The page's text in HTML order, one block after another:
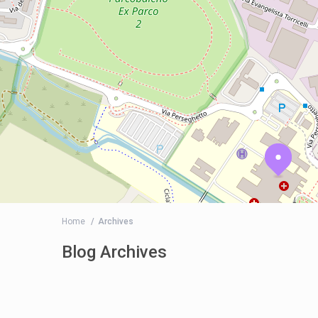
Home Archives
Blog Archives